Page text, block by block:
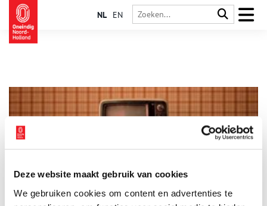
Deze website maakt gebruik van cookies
We gebruiken cookies om content en advertenties te
NL EN
Op 2 oktober 2021 was het 70 jaar geleden dat het allereerste